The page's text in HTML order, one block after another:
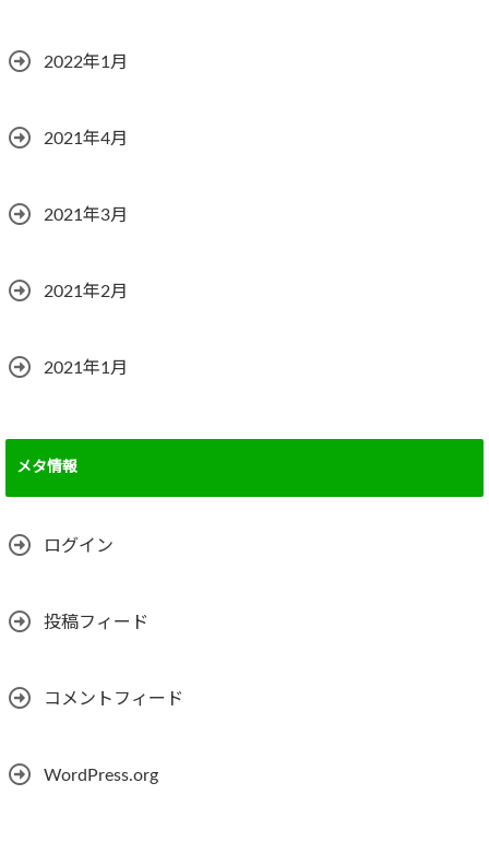
2022年1月
2021年4月
2021年3月
2021年2月
2021年1月
メタ情報
ログイン
投稿フィード
コメントフィード
WordPress.org